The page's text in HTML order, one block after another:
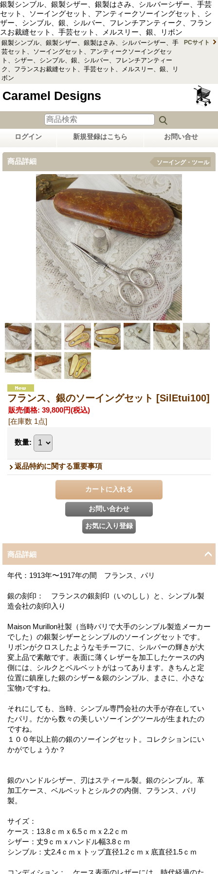
銀製シンブル、銀製シザー、銀製はさみ、シルバーシザー、手芸
セット、ソーイングセット、アンティークソーイングセット、シ
ザー、シンブル、銀、シルバー、フレンチアンティーク、フラン
スお裁縫セット、手芸セット、メルスリー、銀、リボン
銀製シンブル、銀製シザー、銀製はさみ、シルバーシザー、手
芸セット、ソーイングセット、アンティークソーイングセッ
ト、シザー、シンブル、銀、シルバー、フレンチアンティー
ク、フランスお裁縫セット、手芸セット、メルスリー、銀、リ
ボン
PCサイト
Caramel Designs
ログイン 新規登録はこちら お問い合せ
商品詳細 ソーイング・ツール
フランス、銀のソーイングセット [SilEtui100]
販売価格: 39,800円(税込)
[在庫数 1点]
数量:
返品特約に関する重要事項
商品詳細
年代：1913年〜1917年の間 フランス、パリ
銀の刻印： フランスの銀刻印（いのしし）と、シンブル製
造会社の刻印入り
Maison Murillon社製（当時パリで大手のシンブル製造メーカー
でした）の銀製シザーとシンブルのソーイングセットです。
リボンがクロスしたようなモチーフに、シルバーの輝きが大
変上品で素敵です。表面に薄くレザーを加工したケースの内
側には、シルクとベルベットがはってあります。きちんと定
位置に鎮座した銀のシザー＆銀のシンブル、まさに、小さな
宝物♪ですね。
それにしても、当時、シンブル専門会社の大手が存在してい
たパリ。だから数々の美しいソーイングツールが生まれたの
ですね。
１００年以上前の銀のソーイングセット。コレクションにい
かがでしょうか？
銀のハンドルシザー、刃はスティール製。銀のシンブル。革
加工ケース、ベルベットとシルクの内側、フランス、パリ
製。
サイズ：
ケース：13.8ｃｍｘ6.5ｃｍｘ2.2ｃｍ
シザー：丈9ｃｍｘハンドル幅3.8ｃｍ
シンブル：丈2.4ｃｍｘトップ直径1.2ｃｍｘ底直径1.5ｃｍ
コンディション： ケース表面のレザーには、時代経過のた